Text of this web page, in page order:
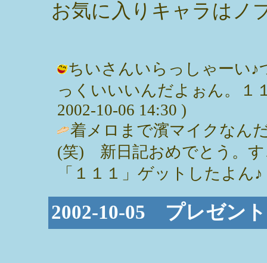
お気に入りキャラはノ
ちいさんいらっしゃーい♪
っくいいいんだよぉん。１
2002-10-06 14:30 )
着メロまで濱マイクなん
(笑) 新日記おめでとう。
「１１１」ゲットしたよん
2002-10-05 プレゼン